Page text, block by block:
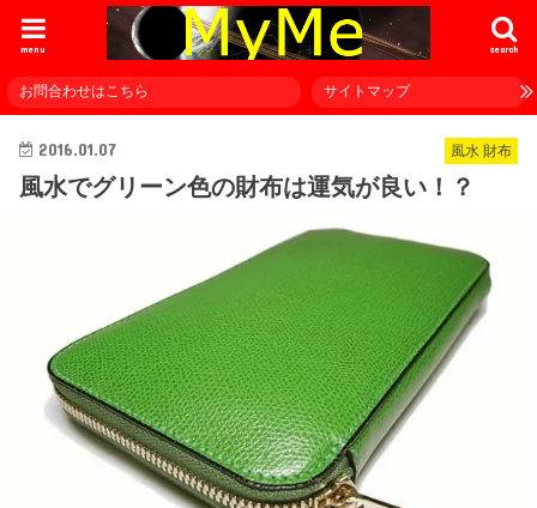
search
menu
お問合わせはこちら サイトマップ
風水 財布
2016.01.07
風水でグリーン色の財布は運気が良い！？